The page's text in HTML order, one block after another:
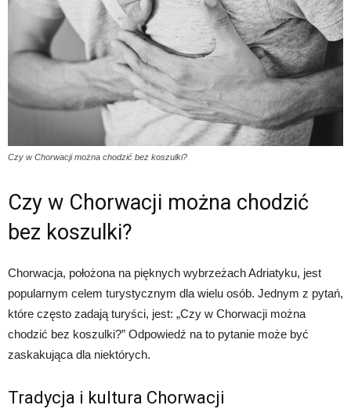
Czy w Chorwacji można chodzić bez koszulki?
Czy w Chorwacji można chodzić
bez koszulki?
Chorwacja, położona na pięknych wybrzeżach Adriatyku, jest
popularnym celem turystycznym dla wielu osób. Jednym z pytań,
które często zadają turyści, jest: „Czy w Chorwacji można
chodzić bez koszulki?” Odpowiedź na to pytanie może być
zaskakująca dla niektórych.
Tradycja i kultura Chorwacji